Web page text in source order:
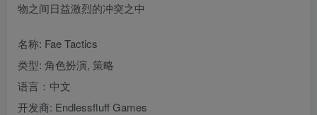
物之间日益激烈的冲突之中
名称: Fae Tactics
类型: 角色扮演, 策略
语言：中文
开发商: Endlessfluff Games